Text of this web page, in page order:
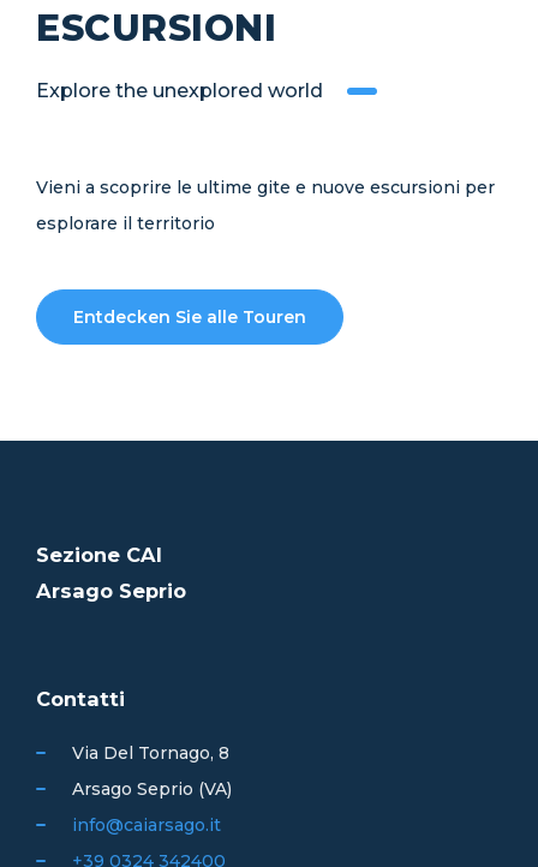
ESCURSIONI
Explore the unexplored world
Vieni a scoprire le ultime gite e nuove escursioni per
esplorare il territorio
Entdecken Sie alle Touren
Sezione CAI
Arsago Seprio
Contatti
Via Del Tornago, 8
Arsago Seprio (VA)
info@caiarsago.it
+39 0324 342400